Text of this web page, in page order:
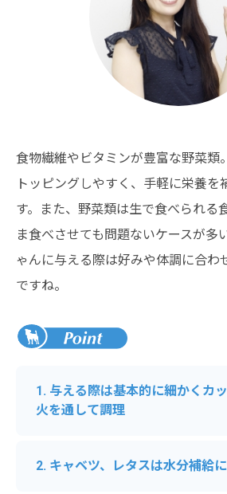
食物繊維やビタミンが豊富な野菜類
トッピングしやすく、手軽に栄養を
す。また、野菜類は生で食べられる
ま食べさせても問題ないケースが多
ゃんに与える際は好みや体調に合わ
ですね。
1. 与える際は基本的に細かくカ
火を通して調理
2. キャベツ、レタスは水分補給